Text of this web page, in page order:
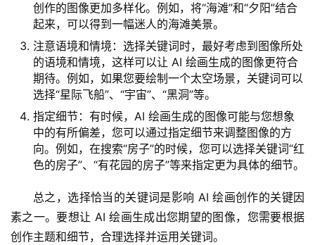
创作的图像更加多样化。例如，将“海滩”和“夕阳”结合
起来，可以得到一幅迷人的海滩美景。
注意语境和情境：选择关键词时，最好考虑到图像所处
的语境和情境，这样可以让 AI 绘画生成的图像更符合
期待。例如，如果您要绘制一个太空场景，关键词可以
选择“星际飞船”、“宇宙”、“黑洞”等。
指定细节：有时候，AI 绘画生成的图像可能与您想象
中的有所偏差，您可以通过指定细节来调整图像的方
向。例如，在搜索“房子”的时候，您可以选择关键词“红
色的房子”、“有花园的房子”等来指定更为具体的细节。
总之，选择恰当的关键词是影响 AI 绘画创作的关键因
素之一。要想让 AI 绘画生成出您期望的图像，您需要根据
创作主题和细节，合理选择并运用关键词。